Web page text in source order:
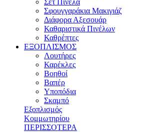
Σφουγγαράκια Μακιγιάζ
Διάφορα Αξεσουάρ
Καθαριστικά Πινέλων
Καθρέπτες
ΕΞΟΠΛΙΣΜΟΣ
Λουτήρες
Καρέκλες
Βοηθοί
Βαπέρ
Υποπόδια
Σκαμπό
Εξοπλισμός
Κομμωτηρίου
ΠΕΡΙΣΣΟΤΕΡΑ